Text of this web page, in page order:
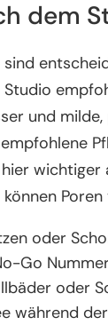
dem
und
wichtiger
oder
Go
oder
während